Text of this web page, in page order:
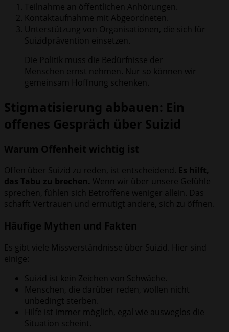
Teilnahme an öffentlichen Anhörungen.
Kontaktaufnahme mit Abgeordneten.
Unterstützung von Organisationen, die sich für
Suizidprävention einsetzen.
Die Politik muss die Bedürfnisse der
Menschen ernst nehmen. Nur so können wir
gemeinsam Hoffnung schenken.
Stigmatisierung abbauen: Ein
offenes Gespräch über Suizid
Warum Offenheit wichtig ist
Offen über Suizid zu reden, ist entscheidend. Es hilft,
das Tabu zu brechen. Wenn wir über unsere Gefühle
sprechen, fühlen sich Betroffene weniger allein. Das
schafft Vertrauen und ermutigt andere, sich zu öffnen.
Häufige Mythen und Fakten
Es gibt viele Missverständnisse über Suizid. Hier sind
einige:
Suizid ist kein Zeichen von Schwäche.
Menschen, die darüber reden, wollen nicht
unbedingt sterben.
Hilfe ist immer möglich, egal wie ausweglos die
Situation scheint.